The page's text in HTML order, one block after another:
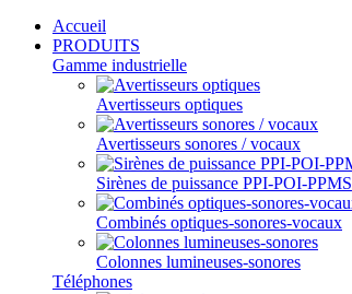
Accueil
PRODUITS
Gamme industrielle
Avertisseurs optiques
Avertisseurs sonores / vocaux
Sirènes de puissance PPI-POI-PPMS
Combinés optiques-sonores-vocaux
Colonnes lumineuses-sonores
Téléphones